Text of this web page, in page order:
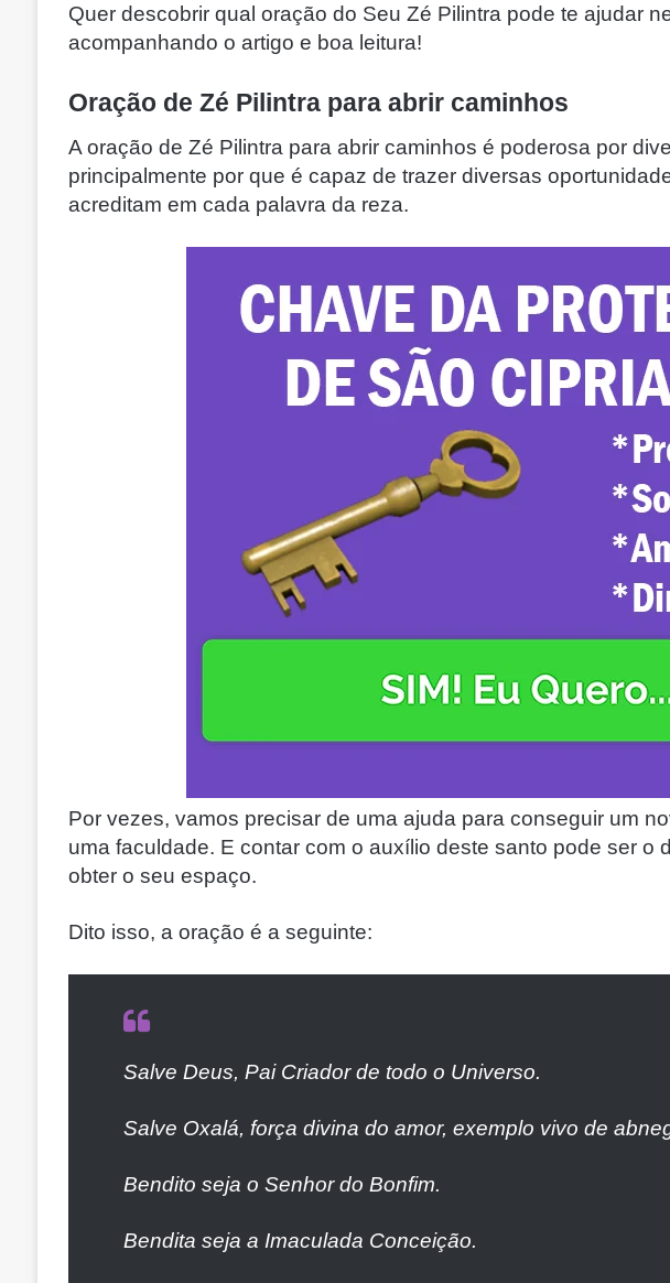
Quer descobrir qual oração do Seu Zé Pilintra pode te ajudar
acompanhando o artigo e boa leitura!
Oração de Zé Pilintra para abrir caminhos
A oração de Zé Pilintra para abrir caminhos é poderosa por
principalmente por que é capaz de trazer diversas
acreditam em cada palavra da reza.
Por vezes, vamos precisar de uma ajuda para conseguir um
uma faculdade. E contar com o auxílio deste santo pode ser o
obter o seu espaço.
Dito isso, a oração é a seguinte:
Salve Deus, Pai Criador de todo o Universo.
Salve Oxalá, força divina do amor, exemplo vivo de
Bendito seja o Senhor do Bonfim.
Bendita seja a Imaculada Conceição.